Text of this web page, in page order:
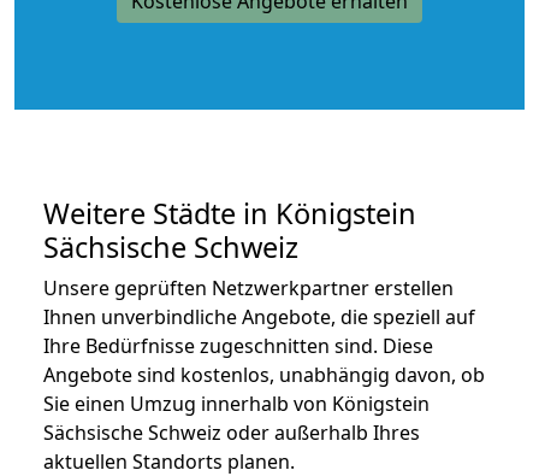
Weitere Städte in Königstein
Sächsische Schweiz
Unsere geprüften Netzwerkpartner erstellen
Ihnen unverbindliche Angebote, die speziell auf
Ihre Bedürfnisse zugeschnitten sind. Diese
Angebote sind kostenlos, unabhängig davon, ob
Sie einen Umzug innerhalb von Königstein
Sächsische Schweiz oder außerhalb Ihres
aktuellen Standorts planen.